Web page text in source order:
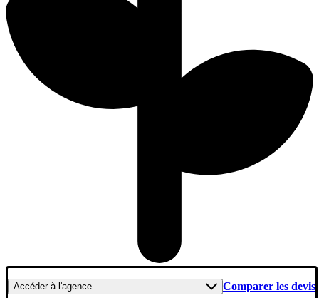
Accéderà l'agence Comparer les devis